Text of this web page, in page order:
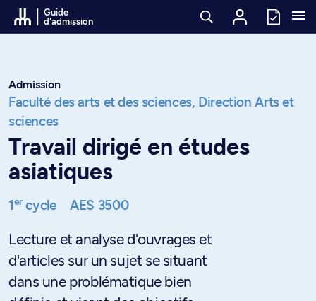
Passer au contenu
Guide
d'admission
Admission
Faculté des arts et des sciences, Direction Arts et
sciences
Travail dirigé en études
asiatiques
1ercycle AES 3500
Lecture et analyse d'ouvrages et
d'articles sur un sujet se situant
dans une problématique bien